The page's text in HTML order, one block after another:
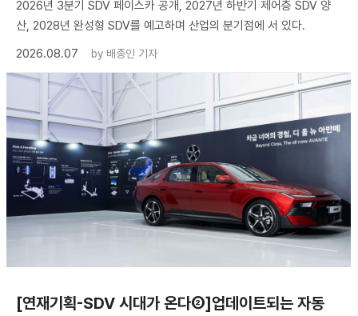
2026년 3분기 SDV 페이스카 공개, 2027년 하반기 제어층 SDV 양
산, 2028년 완성형 SDV를 예고하며 산업의 분기점에 서 있다.
2026.08.07
by 배종인 기자
[연재기획-SDV 시대가 온다②]업데이트되는 자동